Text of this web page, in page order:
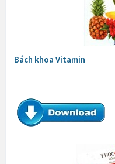
Bách khoa Vitamin